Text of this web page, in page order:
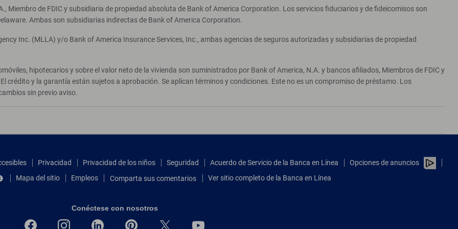
Miembro de FDIC y subsidiaria de propiedad absoluta de Bank of America Corporation. Los servicios fiduciarios y de fideicomisos son
Ambas son subsidiarias indirectas de Bank of America Corporation.
Inc. (MLLA) y/o Bank of America Insurance Services, Inc., ambas agencias de seguros autorizadas y subsidiarias de propiedad
hipotecarios y sobre el valor neto de la vivienda son suministrados por Bank of America, N.A. y bancos afiliados, Miembros de FDIC y
crédito y la garantía están sujetos a aprobación. Se aplican términos y condiciones. Este no es un compromiso de préstamo. Los
sin previo aviso.
Privacidad Privacidad de los niños Seguridad Acuerdo de Servicio de la Banca en Línea
Opciones de anuncios
Mapa del sitio Empleos Comparta sus comentarios Ver sitio completo de la Banca en Línea
Conéctese con nosotros